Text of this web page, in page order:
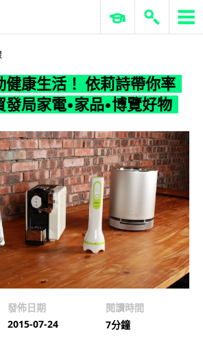
ERP 與商業 AI
健康生活！ 依莉詩帶你率
發局家電•家品•博覽好物
發佈日期
2015-07-24
閱讀時間
7分鐘